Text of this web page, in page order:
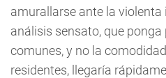
amurallarse ante la
análisis sensato, que
comunes, y no la
residentes, llegaría